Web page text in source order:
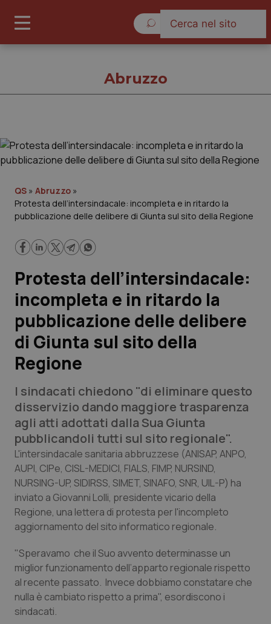
Governo e Parlamento
Regioni e Asl
Lavoro e Professioni
Scienza e Farmaci
Studi e Analisi
Lettere al direttore
Edizioni Regionali
QS Pro
Professionisti Sanitari.AI
Abruzzo
Basilicata
Calabria
Campania
Emilia-Romagna
QS Pro Gold
Artrite & artrosi
Asma & BPCO
Car-T
Colesterolo & coronaropatie
QS Club Newsletter
Abruzzo
QS » Abruzzo »
Protesta dell’intersindacale: incompleta e in ritardo la
pubblicazione delle delibere di Giunta sul sito della Regione
Protesta dell’intersindacale:
incompleta e in ritardo la
pubblicazione delle delibere
di Giunta sul sito della
Regione
I sindacati chiedono "di eliminare questo
disservizio dando maggiore trasparenza
agli atti adottati dalla Sua Giunta
pubblicandoli tutti sul sito regionale".
L'intersindacale sanitaria abbruzzese (ANISAP, ANPO,
AUPI, CIPe, CISL-MEDICI, FIALS, FIMP, NURSIND,
NURSING-UP, SIDIRSS, SIMET, SINAFO, SNR, UIL-P) ha
inviato a Giovanni Lolli, presidente vicario della
Regione, una lettera di protesta per l'incompleto
aggiornamento del sito informatico regionale.
"Speravamo che il Suo avvento determinasse un
miglior funzionamento dell’apparto regionale rispetto
al recente passato. Invece dobbiamo constatare che
nulla è cambiato rispetto a prima", esordiscono i
sindacati.